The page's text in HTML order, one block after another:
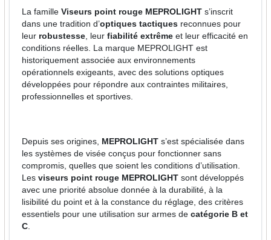
La familleViseurs point rouge MEPROLIGHT s’inscrit
dans une tradition d’optiques tactiques reconnues pour
leur robustesse, leurfiabilité extrême et leur efficacité en
conditions réelles. La marque MEPROLIGHT est
historiquement associée aux environnements
opérationnels exigeants, avec des solutions optiques
développées pour répondre aux contraintes militaires,
professionnelles et sportives.
Depuis ses origines, MEPROLIGHT s’est spécialisée dans
les systèmes de visée conçus pour fonctionner sans
compromis, quelles que soient les conditions d’utilisation.
Lesviseurs point rouge MEPROLIGHT sont développés
avec une priorité absolue donnée à la durabilité, à la
lisibilité du point et à la constance du réglage, des critères
essentiels pour une utilisation sur armes decatégorie B et
C.